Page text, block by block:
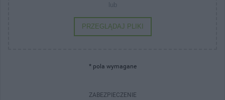
lub
PRZEGLĄDAJ PLIKI
* pola wymagane
ZABEZPIECZENIE